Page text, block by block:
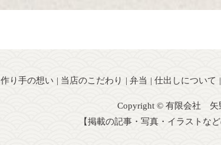
作り手の想い 当店のこだわり 弁当 仕出しについて
Copyright © 有限会社 矢
【掲載の記事・写真・イラストな